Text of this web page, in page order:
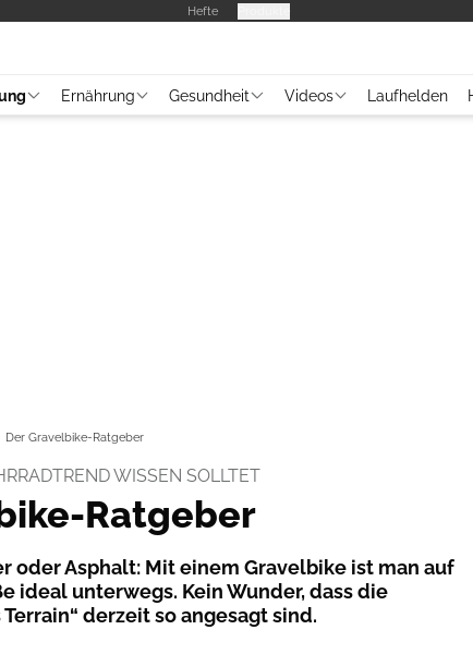
Hefte
Ernährung Gesundheit Videos Laufhelden
Der Gravelbike-Ratgeber
WISSEN SOLLTET
Ratgeber
oder Asphalt: Mit einem Gravelbike ist man auf
ideal unterwegs. Kein Wunder, dass die
derzeit so angesagt sind.